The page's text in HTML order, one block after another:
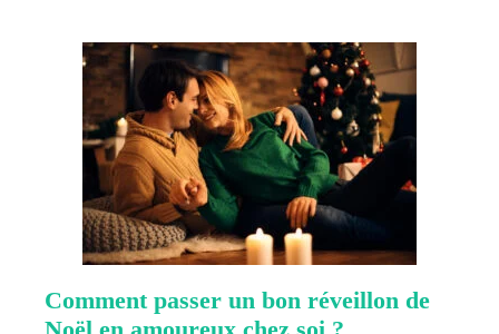
Comment passer un bon réveillon de